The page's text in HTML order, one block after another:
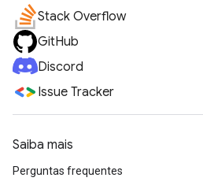
Stack Overflow
GitHub
Discord
Issue Tracker
Saiba mais
Perguntas frequentes